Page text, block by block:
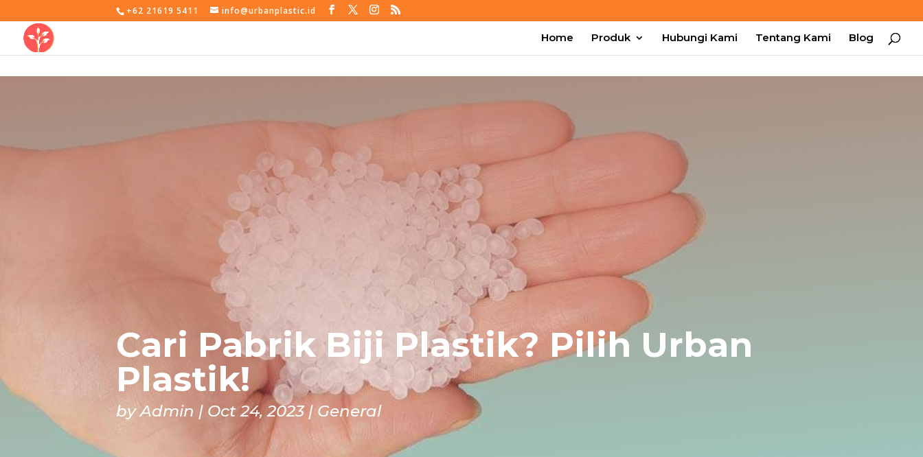
+62 21619 5411 info@urbanplastic.id
Home Produk Hubungi Kami Tentang Kami Blog
Cari Pabrik Biji Plastik? Pilih Urban
Plastik!
byAdmin Oct 24, 2023 General